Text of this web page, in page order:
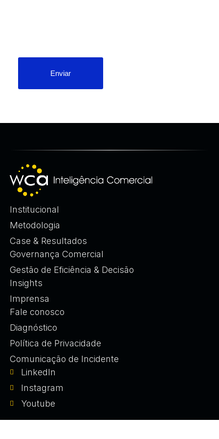
Enviar
Institucional
Metodologia
Case & Resultados
Governança Comercial
Gestão de Eficiência & Decisão
Insights
Imprensa
Fale conosco
Diagnóstico
Política de Privacidade
Comunicação de Incidente
LinkedIn
Instagram
Youtube